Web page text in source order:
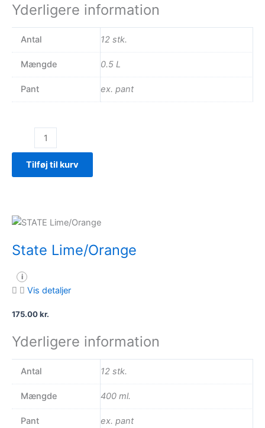
Yderligere information
Antal 12 stk.
Mængde 0.5 L
Pant ex. pant
Citron/Lime
antal
Tilføj til kurv
State Lime/Orange
i
Vis detaljer
175.00kr.
Yderligere information
Antal 12 stk.
Mængde 400 ml.
Pant ex. pant